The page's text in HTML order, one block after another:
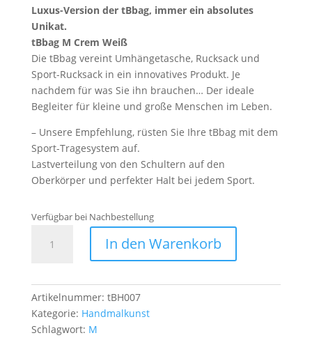
Luxus-Version der tBbag, immer ein absolutes
Unikat.
tBbag M Crem Weiß
Die tBbag vereint Umhängetasche, Rucksack und
Sport-Rucksack in ein innovatives Produkt. Je
nachdem für was Sie ihn brauchen… Der ideale
Begleiter für kleine und große Menschen im Leben.
– Unsere Empfehlung, rüsten Sie Ihre tBbag mit dem
Sport-Tragesystem auf.
Lastverteilung von den Schultern auf den
Oberkörper und perfekter Halt bei jedem Sport.
Verfügbar bei Nachbestellung
Handmalkunst
In den Warenkorb
Artikelnummer: tBH007
Kategorie: Handmalkunst
Schlagwort: M